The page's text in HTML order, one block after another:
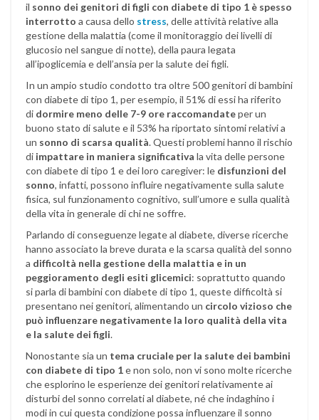
il sonno dei genitori di figli con diabete di tipo 1 è spesso
interrotto a causa dello stress, delle attività relative alla
gestione della malattia (come il monitoraggio dei livelli di
glucosio nel sangue di notte), della paura legata
all’ipoglicemia e dell’ansia per la salute dei figli.
In un ampio studio condotto tra oltre 500 genitori di bambini
con diabete di tipo 1, per esempio, il 51% di essi ha riferito
di dormire meno delle 7-9 ore raccomandateper un
buono stato di salute e il 53% ha riportato sintomi relativi a
un sonno di scarsa qualità. Questi problemi hanno il rischio
di impattare in maniera significativa la vita delle persone
con diabete di tipo 1 e dei loro caregiver: le disfunzioni del
sonno, infatti, possono influire negativamente sulla salute
fisica, sul funzionamento cognitivo, sull’umore e sulla qualità
della vita in generale di chi ne soffre.
Parlando di conseguenze legate al diabete, diverse ricerche
hanno associato la breve durata e la scarsa qualità del sonno
a difficoltà nella gestione della malattia e in un
peggioramento degli esiti glicemici: soprattutto quando
si parla di bambini con diabete di tipo 1, queste difficoltà si
presentano nei genitori, alimentando un circolo vizioso che
può influenzare negativamente la loro qualità della vita
e la salute dei figli.
Nonostante sia un tema cruciale per la salute dei bambini
con diabete di tipo 1e non solo, non vi sono molte ricerche
che esplorino le esperienze dei genitori relativamente ai
disturbi del sonno correlati al diabete, né che indaghino i
modi in cui questa condizione possa influenzare il sonno